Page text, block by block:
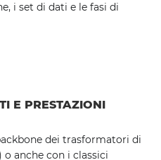
i set di dati e le fasi di
E PRESTAZIONI
dei trasformatori di
o anche con i classici